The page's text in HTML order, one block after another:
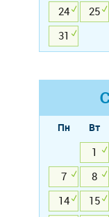
24
25
31
Пн Вт
1
7
8
14
15